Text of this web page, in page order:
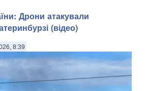
Дрони атакували
(відео)
8:39